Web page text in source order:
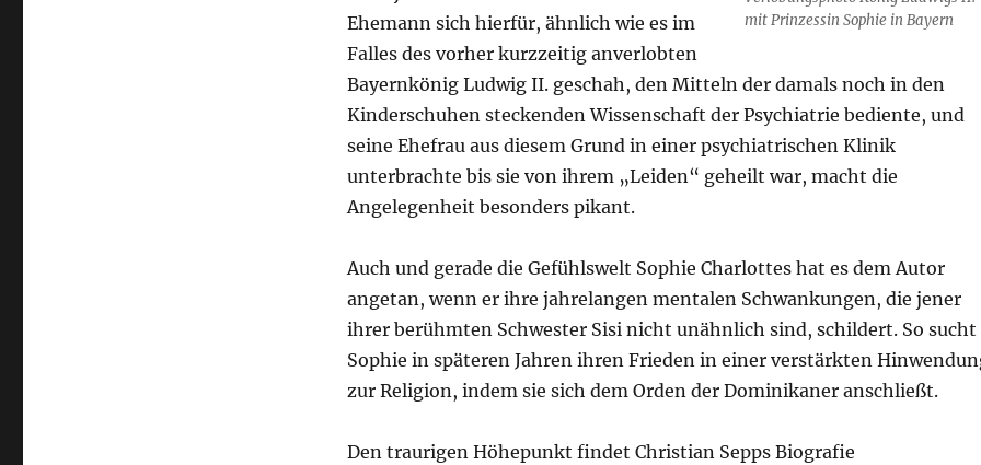
mit Prinzessin Sophie in Bayern
Ehemann sich hierfür, ähnlich wie es im
Falles des vorher kurzzeitig anverlobten
Bayernkönig Ludwig II. geschah, den Mitteln der damals noch in den
Kinderschuhen steckenden Wissenschaft der Psychiatrie bediente, und
seine Ehefrau aus diesem Grund in einer psychiatrischen Klinik
unterbrachte bis sie von ihrem „Leiden“ geheilt war, macht die
Angelegenheit besonders pikant.
Auch und gerade die Gefühlswelt Sophie Charlottes hat es dem Autor
angetan, wenn er ihre jahrelangen mentalen Schwankungen, die jener
ihrer berühmten Schwester Sisi nicht unähnlich sind, schildert. So sucht
Sophie in späteren Jahren ihren Frieden in einer verstärkten
zur Religion, indem sie sich dem Orden der Dominikaner anschließt.
Den traurigen Höhepunkt findet Christian Sepps Biografie